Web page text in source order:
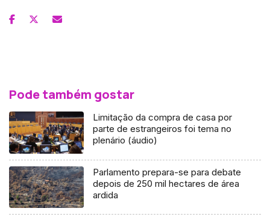
Pode também gostar
Limitação da compra de casa por
parte de estrangeiros foi tema no
plenário (áudio)
Parlamento prepara-se para debate
depois de 250 mil hectares de área
ardida